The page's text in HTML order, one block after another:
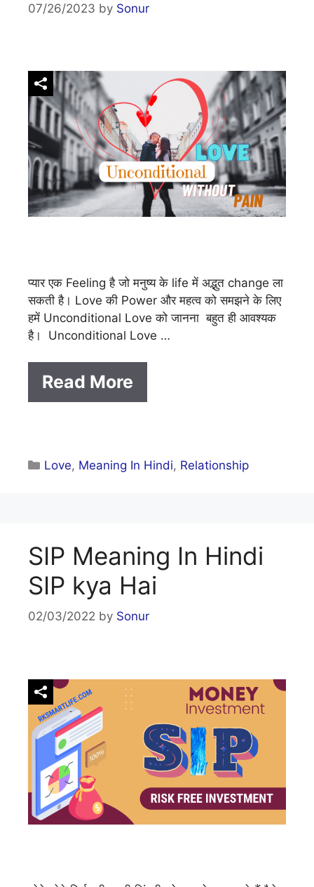
07/26/2023 by Sonur
प्यार एक Feeling है जो मनुष्य के life में अद्भुत change ला
सकती है। Love की Power और महत्व को समझने के लिए
हमें Unconditional Love को जानना बहुत ही आवश्यक
है। Unconditional Love …
Read More
Categories
Love, Meaning In Hindi, Relationship
SIP Meaning In Hindi
SIP kya Hai
02/03/2022 by Sonur